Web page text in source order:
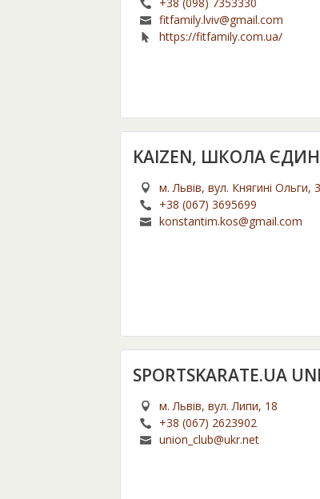
+38 (098) 7353330
fitfamily.lviv@gmail.com
https://fitfamily.com.ua/
KAIZEN, ШКОЛА
м. Львів, вул. Княгині Ольги,
+38 (067) 3695699
konstantim.kos@gmail.com
SPORTSKARATE.UA
м. Львів, вул. Липи, 18
+38 (067) 2623902
union_club@ukr.net